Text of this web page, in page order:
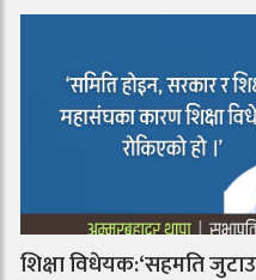
शिक्षा विधेयक:‘सहमति